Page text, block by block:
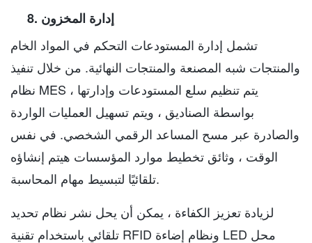
8. إدارة المخزون
تشمل إدارة المستودعات التحكم في المواد الخام
والمنتجات شبه المصنعة والمنتجات النهائية. من خلال تنفيذ
نظام MES ، يتم تنظيم سلع المستودعات وإدارتها
بواسطة الصناديق ، ويتم تسهيل العمليات الواردة
والصادرة عبر مسح المساعد الرقمي الشخصي. في نفس
الوقت ، وثائق تخطيط موارد المؤسسات هيتم إنشاؤه
تلقائيًا لتبسيط مهام المحاسبة.
لزيادة تعزيز الكفاءة ، يمكن أن يحل نشر نظام تحديد
تلقائي باستخدام تقنية RFID ونظام إضاءة LED محل